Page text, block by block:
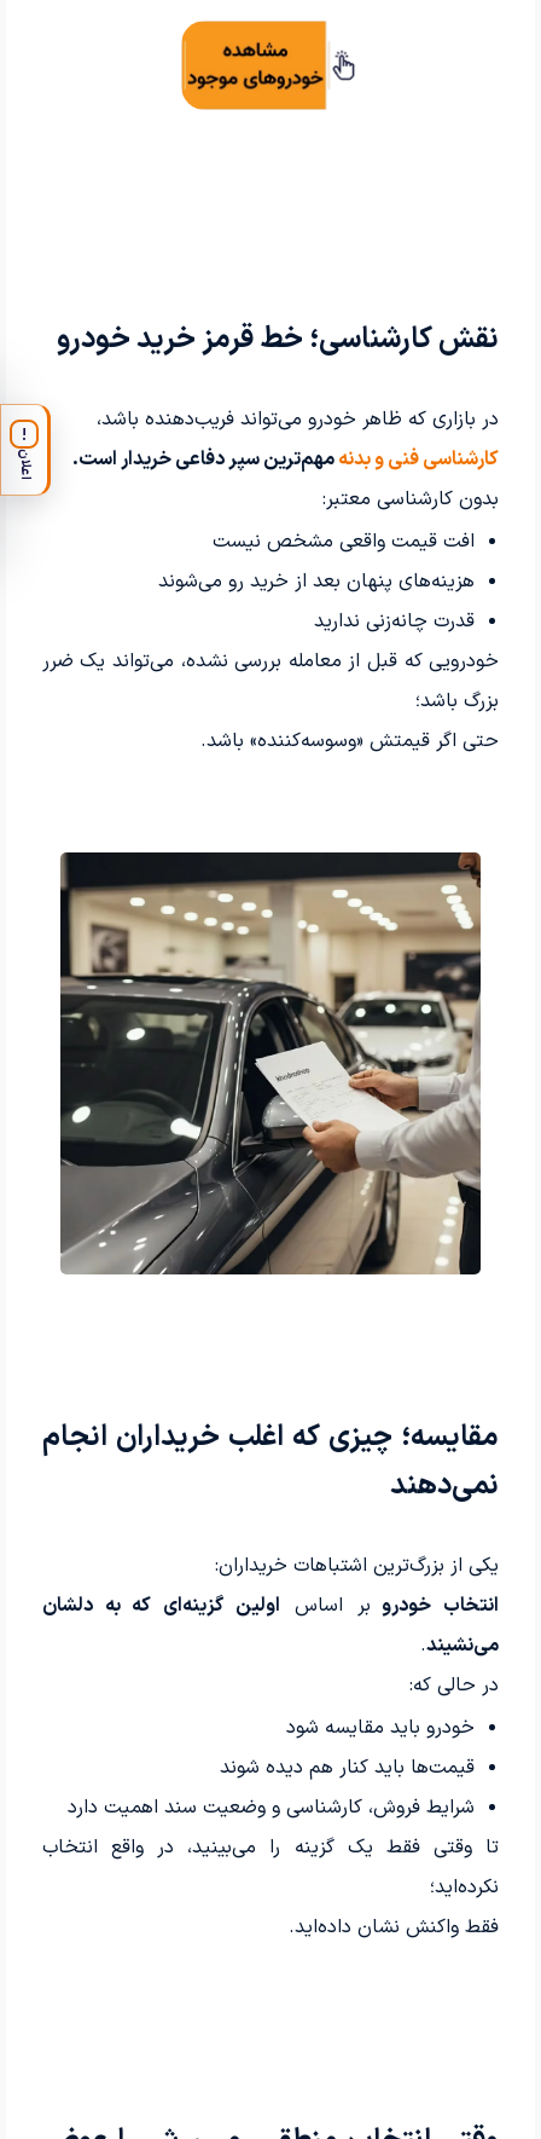
نقش کارشناسی؛ خط قرمز خرید خودرو
در بازاری که ظاهر خودرو می‌تواند فریب‌دهنده باشد،
کارشناسی فنی و بدنهمهم‌ترین سپر دفاعی خریدار است.
بدون کارشناسی معتبر:
افت قیمت واقعی مشخص نیست
هزینه‌های پنهان بعد از خرید رو می‌شوند
قدرت چانه‌زنی ندارید
خودرویی که قبل از معامله بررسی نشده، می‌تواند یک ضرر
بزرگ باشد؛
حتی اگر قیمتش «وسوسه‌کننده» باشد.
مقایسه؛ چیزی که اغلب خریداران انجام
نمی‌دهند
یکی از بزرگ‌ترین اشتباهات خریداران:
انتخاب خودرو بر اساس اولین گزینه‌ای که به دلشان
می‌نشیند.
در حالی که:
خودرو باید مقایسه شود
قیمت‌ها باید کنار هم دیده شوند
شرایط فروش، کارشناسی و وضعیت سند اهمیت دارد
تا وقتی فقط یک گزینه را می‌بینید، در واقع انتخاب
نکرده‌اید؛
فقط واکنش نشان داده‌اید.
!
اعلان